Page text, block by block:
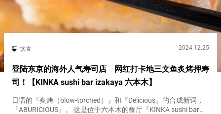
饮食 2024.12.25
登陆东京的海外人气寿司店 网红打卡地三文鱼炙烤押寿
司！【KINKA sushi bar izakaya 六本木】
日语的『炙烤（blow-torched）』和『Delicious』的合成新词，
『ABURICIOUS』。 这是位于六本木的餐厅『KINKA sushi bar